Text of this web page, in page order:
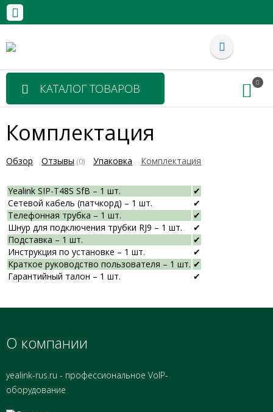
КАТАЛОГ ТОВАРОВ 0
Комплектация
Обзор Отзывы (0) Упаковка Комплектация
Yealink SIP-T48S SfB – 1 шт.
✔
Сетевой кабель (патчкорд) – 1 шт.
✔
Телефонная трубка – 1 шт.
✔
Шнур для подключения трубки RJ9 – 1 шт.
✔
Подставка – 1 шт.
✔
Инструкция по установке – 1 шт.
✔
Краткое руководство пользователя – 1 шт. ✔
Гарантийный талон – 1 шт.
✔
О компании
yealink-rus.ru - профессиональное VoIP-
оборудование